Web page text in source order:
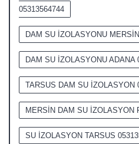
05313564744
DAM SU İZOLASYONU MERSİN
DAM SU İZOLASYONU ADANA
TARSUS DAM SU İZOLASYON
MERSİN DAM SU İZOLASYON
SU İZOLASYON TARSUS